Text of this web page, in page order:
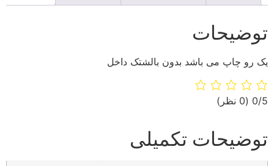
توضیحات
یک رو چاپ می باشد بدون بالشتک داخل
‫0/5 ‫(0 نظر)
توضیحات تکمیلی